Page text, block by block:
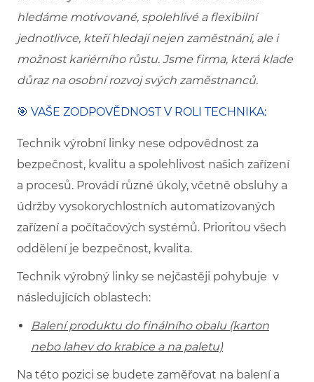
hledáme motivované, spolehlivé a flexibilní
jednotlivce, kteří hledají nejen zaměstnání, ale i
možnost kariérního růstu. Jsme firma, která klade
důraz na osobní rozvoj svých zaměstnanců.
🎯 VAŠE ZODPOVĚDNOST V ROLI TECHNIKA:
Technik výrobní linky nese odpovědnost za
bezpečnost, kvalitu a spolehlivost našich zařízení
a procesů. Provádí různé úkoly, včetně obsluhy a
údržby vysokorychlostních automatizovaných
zařízení a počítačových systémů. Prioritou všech
oddělení je bezpečnost, kvalita.
Technik výrobný linky se nejčastěji pohybuje v
následujících oblastech:
Balení produktu do finálního obalu (karton
nebo lahev do krabice a na paletu)
Na této pozici se budete zaměřovat na balení a